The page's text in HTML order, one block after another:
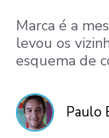
Marca é a
levou os
esquema de
Paulo